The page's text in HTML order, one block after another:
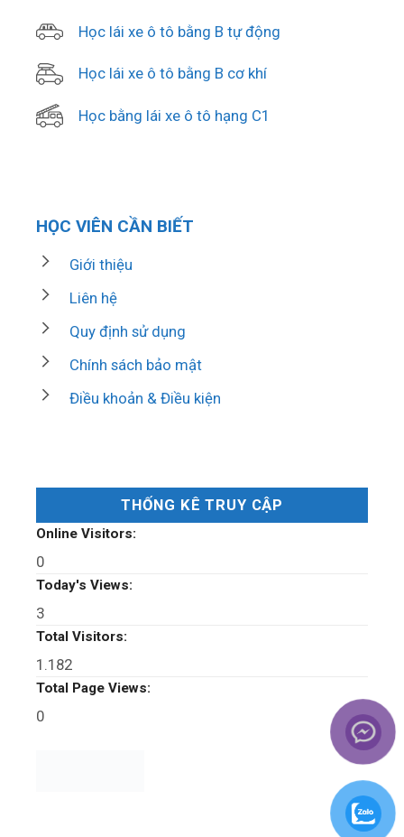
Học lái xe ô tô bằng B tự động
Học lái xe ô tô bằng B cơ khí
Học bằng lái xe ô tô hạng C1
HỌC VIÊN CẦN BIẾT
Giới thiệu
Liên hệ
Quy định sử dụng
Chính sách bảo mật
Điều khoản & Điều kiện
THỐNG KÊ TRUY CẬP
Online Visitors:
0
Today's Views:
3
Total Visitors:
1.182
Total Page Views:
0